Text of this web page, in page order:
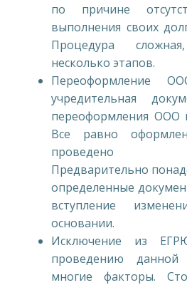
по причине
выполнения своих
Процедура
несколько этапов.
Переоформление
учредительная
переоформления ООО
Все равно
проведено
Предварительно
определенные
вступление
основании.
Исключение из
проведению
многие факторы.